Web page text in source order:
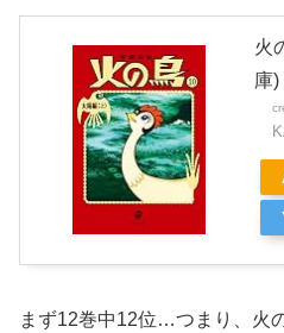
火
庫)
まず12巻中12位…つまり、火